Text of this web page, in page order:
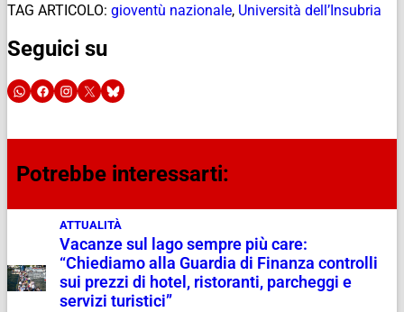
TAG ARTICOLO: gioventù nazionale, Università dell’Insubria
Seguici su
Potrebbe interessarti:
ATTUALITÀ
Vacanze sul lago sempre più care:
“Chiediamo alla Guardia di Finanza controlli
sui prezzi di hotel, ristoranti, parcheggi e
servizi turistici”